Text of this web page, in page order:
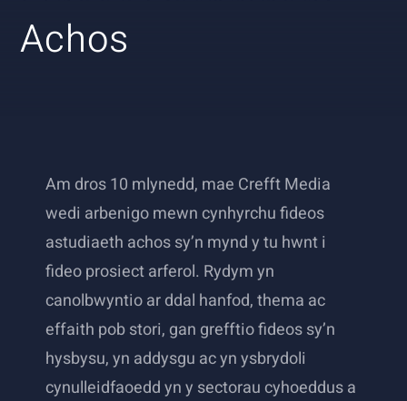
Achos
Am dros 10 mlynedd, mae Crefft Media
wedi arbenigo mewn cynhyrchu fideos
astudiaeth achos sy’n mynd y tu hwnt i
fideo prosiect arferol. Rydym yn
canolbwyntio ar ddal hanfod, thema ac
effaith pob stori, gan grefftio fideos sy’n
hysbysu, yn addysgu ac yn ysbrydoli
cynulleidfaoedd yn y sectorau cyhoeddus a